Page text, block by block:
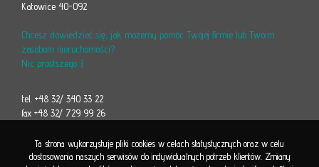
Katowice 40-092
Chcesz dowiedzieć się, jak możemy pomóc Twojej firmie lub Twoim
zasobom nieruchomości?
Nic prostszego :)
tel. +48 32/ 340 33 22
fax +48 32/ 729 99 26
Ta strona wykorzystuje pliki cookies w celach statystycznych oraz w celu
dostosowania naszych serwisów do indywidualnych potrzeb klientów. Zmiany